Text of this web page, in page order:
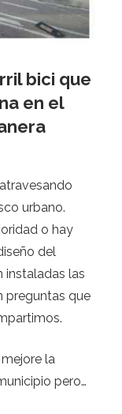
bici que
en el
urbano.
o hay
del
instaladas las
preguntas que
la
pero…